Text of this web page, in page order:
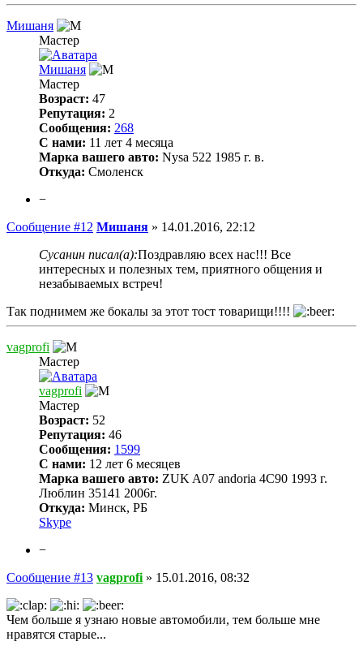
Мишаня
Мастер
Мишаня
Мастер
Возраст: 47
Репутация: 2
Сообщения: 268
С нами: 11 лет 4 месяца
Марка вашего авто: Nysa 522 1985 г. в.
Откуда: Смоленск
−
Сообщение #12 Мишаня » 14.01.2016, 22:12
Сусанин писал(а):Поздравляю всех нас!!! Все
интересных и полезных тем, приятного общения и
незабываемых встреч!
Так поднимем же бокалы за этот тост товарищи!!!!
vagprofi
Мастер
vagprofi
Мастер
Возраст: 52
Репутация: 46
Сообщения: 1599
С нами: 12 лет 6 месяцев
Марка вашего авто: ZUK A07 andoria 4C90 1993 г.
Люблин 35141 2006г.
Откуда: Минск, РБ
Skype
−
Сообщение #13 vagprofi » 15.01.2016, 08:32
Чем больше я узнаю новые автомобили, тем больше мне
нравятся старые...